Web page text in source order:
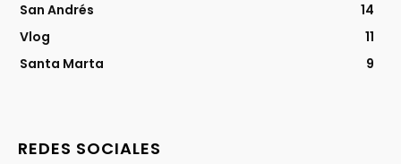
San Andrés
14
Vlog
11
Santa Marta
9
REDES SOCIALES